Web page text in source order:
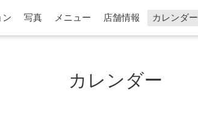
ン 写真 メニュー 店舗情報 カレンダー
カレンダー